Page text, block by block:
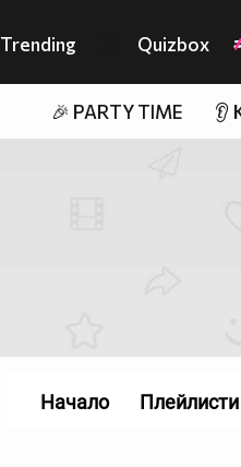
Trending Quizbox
🎉 PARTY TIME 👂
Начало Плейлисти